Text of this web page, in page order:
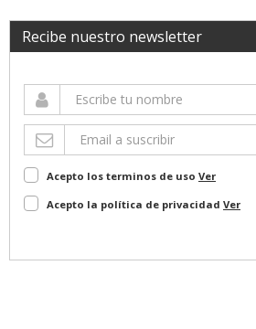
Recibe nuestro newsletter
Acepto los terminos de uso Ver
Acepto la política de privacidad Ver